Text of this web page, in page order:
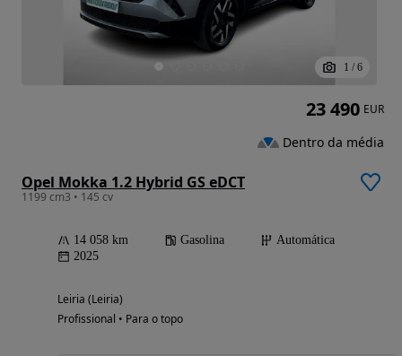
1 / 6
Opel Mokka 1.2 Hybrid GS eDCT
1199 cm3 • 145 cv
14 058 km Gasolina
Automática
2025
Leiria (Leiria)
Profissional • Para o topo
23 490 EUR
Dentro da média